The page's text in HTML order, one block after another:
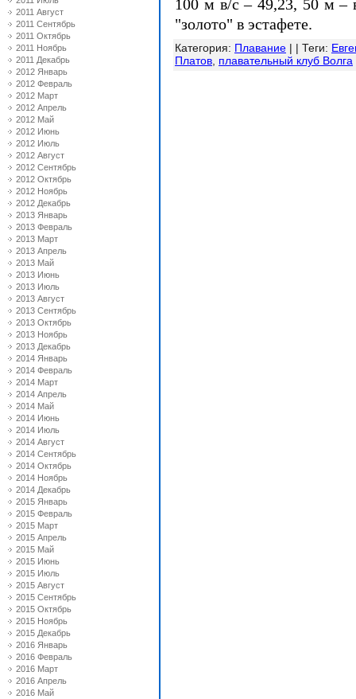
2011 Август
2011 Сентябрь
2011 Октябрь
2011 Ноябрь
2011 Декабрь
2012 Январь
2012 Февраль
2012 Март
2012 Апрель
2012 Май
2012 Июнь
2012 Июль
2012 Август
2012 Сентябрь
2012 Октябрь
2012 Ноябрь
2012 Декабрь
2013 Январь
2013 Февраль
2013 Март
2013 Апрель
2013 Май
2013 Июнь
2013 Июль
2013 Август
2013 Сентябрь
2013 Октябрь
2013 Ноябрь
2013 Декабрь
2014 Январь
2014 Февраль
2014 Март
2014 Апрель
2014 Май
2014 Июнь
2014 Июль
2014 Август
2014 Сентябрь
2014 Октябрь
2014 Ноябрь
2014 Декабрь
2015 Январь
2015 Февраль
2015 Март
2015 Апрель
2015 Май
2015 Июнь
2015 Июль
2015 Август
2015 Сентябрь
2015 Октябрь
2015 Ноябрь
2015 Декабрь
2016 Январь
2016 Февраль
2016 Март
2016 Апрель
2016 Май
100 м в/с – 49,23, 50 м –
"золото" в эстафете.
Категория: Плавание | | Теги:
Платов плавательный клуб Волга